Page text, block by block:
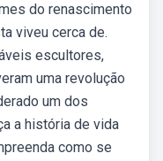
do renascimento
viveu cerca de.
escultores,
uma revolução
um dos
a história de vida
como se